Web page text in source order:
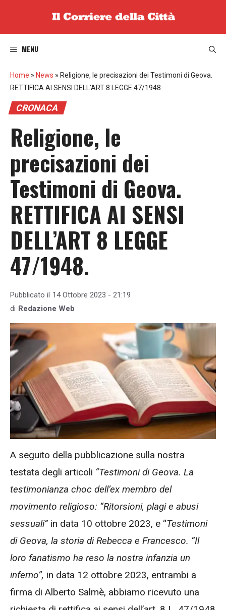
MENU
Home » News » Religione, le precisazioni dei Testimoni di Geova.
RETTIFICA AI SENSI DELL’ART 8 LEGGE 47/1948.
CRONACA
Religione, le
precisazioni dei
Testimoni di Geova.
RETTIFICA AI SENSI
DELL’ART 8 LEGGE
47/1948.
Pubblicato il 14 Ottobre 2023 - 21:19
di Redazione Web
A seguito della pubblicazione sulla nostra
testata degli articoli “Testimoni di Geova. La
testimonianza choc dell’ex membro del
movimento religioso: “Ritorsioni, plagi e abusi
sessuali”in data 10 ottobre 2023, e “Testimoni
di Geova, la storia di Rebecca e Francesco. “Il
loro fanatismo ha reso la nostra infanzia un
inferno”, in data 12 ottobre 2023, entrambi a
firma di Alberto Salmè, abbiamo ricevuto una